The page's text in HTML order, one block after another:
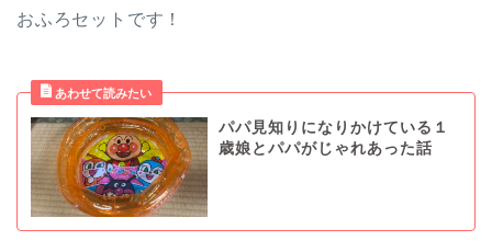
おふろセットです！
パパ見知りになりかけている１
歳娘とパパがじゃれあった話